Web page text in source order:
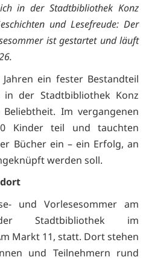
in der Stadtbibliothek Konz
und Lesefreude: Der
ist gestartet und läuft
ein fester Bestandteil
in der Stadtbibliothek Konz
Im vergangenen
Kinder teil und tauchten
Bücher ein – ein Erfolg, an
werden soll.
und Vorlesesommer am
Stadtbibliothek im
Markt 11, statt. Dort stehen
und Teilnehmern rund